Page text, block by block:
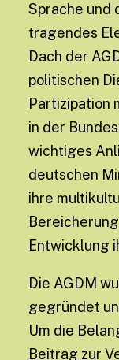
Sprache und
tragendes
Dach der
politischen
Partizipation
in der
wichtiges
deutschen
ihre
Entwicklung
Die AGDM
gegründet
Um die
Beitrag zur